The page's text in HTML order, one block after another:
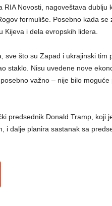
Novosti, nagoveštava dublju
formuliše. Posebno kada se
Kijeva i dela evropskih lidera.
sve što su Zapad i ukrajinski tim
staklo. Nisu uvedene nove
važno – nije bilo
predsednik Donald Tramp, koji
i dalje planira sastanak sa